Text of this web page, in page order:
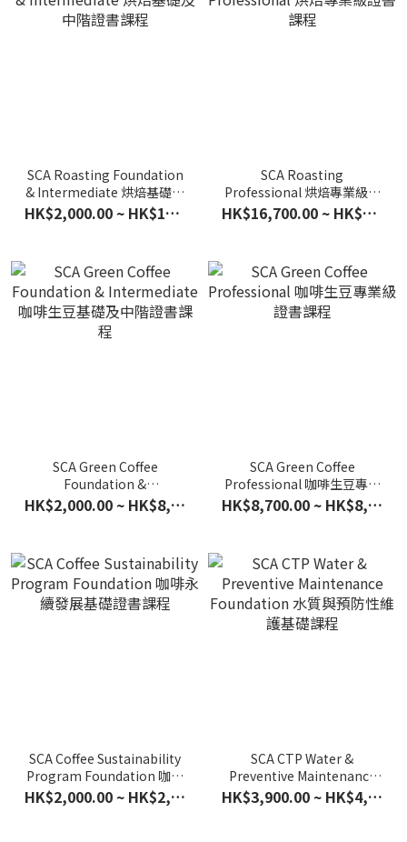
SCA Roasting Foundation
& Intermediate 烘焙基礎及
中階證書課程
HK$2,000.00 ~ HK$14,800.00
SCA Roasting
Professional 烘焙專業級證
書課程
HK$16,700.00 ~ HK$16,800.00
SCA Green Coffee
Foundation &
Intermediate 咖啡生豆基礎
及中階證書課程
HK$2,000.00 ~ HK$8,300.00
SCA Green Coffee
Professional 咖啡生豆專業
級證書課程
HK$8,700.00 ~ HK$8,900.00
SCA Coffee Sustainability
Program Foundation 咖啡
永續發展基礎證書課程 HK$2,000.00 ~ HK$2,100.00
SCA CTP Water &
Preventive Maintenance
Foundation 水質與預防性HK$3,900.00 ~ HK$4,000.00